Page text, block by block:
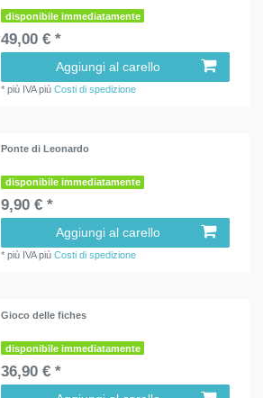
disponibile immediatamente
49,00 € *
Aggiungi al carello
*più IVApiùCosti di spedizione
Ponte di Leonardo
disponibile immediatamente
9,90 € *
Aggiungi al carello
*più IVApiùCosti di spedizione
Gioco delle fiches
disponibile immediatamente
36,90 € *